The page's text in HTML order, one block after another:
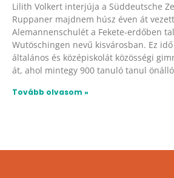
Lilith Volkert interjúja a Süddeutsche
Ruppaner majdnem húsz éven át
Alemannenschulét a Fekete-erdőben
Wutöschingen nevű kisvárosban. Ez
általános és középiskolát közösségi
át, ahol mintegy 900 tanuló tanul
Tovább olvasom »